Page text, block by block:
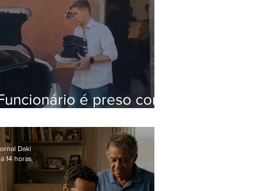
é preso com
Hospital do Andaraí
Daki
14 horas